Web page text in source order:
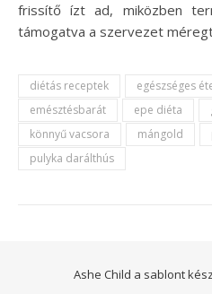
frissítő ízt ad, miközben
támogatva a szervezet
diétás receptek egészséges
emésztésbarát
epe diéta
könnyű vacsora
mángold
pulyka darálthús
Ashe Child a sablont